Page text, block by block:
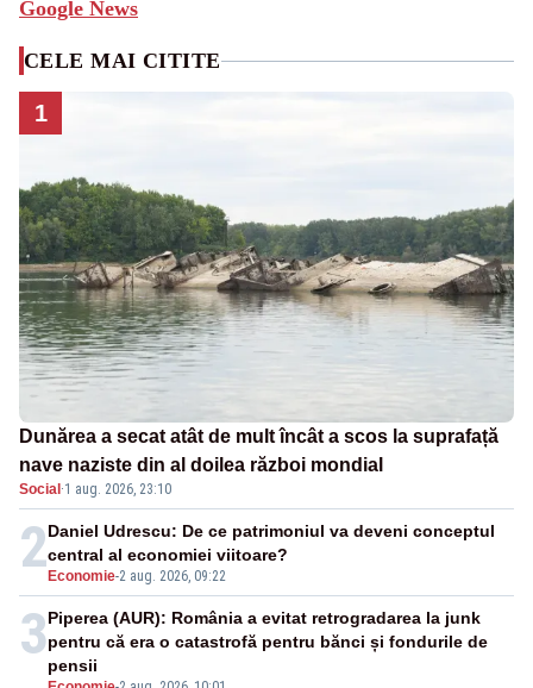
Google News
CELE MAI CITITE
1
Dunărea a secat atât de mult încât a scos la suprafață
nave naziste din al doilea război mondial
Social·1 aug. 2026, 23:10
2Economie-2 aug. 2026, 09:22
Daniel Udrescu: De ce patrimoniul va deveni conceptul
central al economiei viitoare?
3Piperea (AUR): România a evitat retrogradarea la junk
pentru că era o catastrofă pentru bănci și fondurile de
pensii